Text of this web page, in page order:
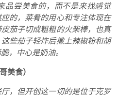
品尝美食的，而不是来找感觉
的，菜肴的用心和专注体现在
茄子切成粗粗的火柴棒，也真
些茄子轻炸后撒上辣椒粉和胡
，中心是奶油。
美食）
，但开创这一切的是位于克罗